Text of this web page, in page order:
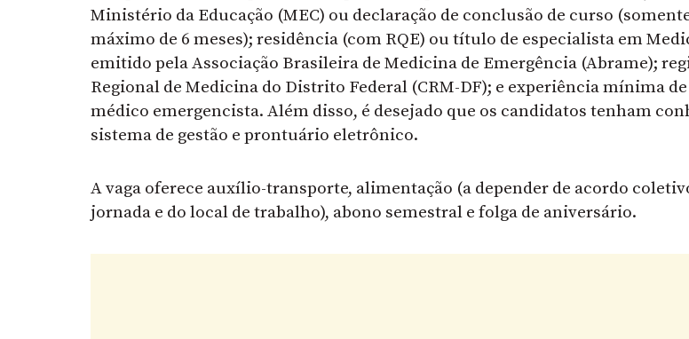
Ministério da Educação (MEC) ou declaração de conclusão de curso
máximo de 6 meses); residência (com RQE) ou título de especialista em
emitido pela Associação Brasileira de Medicina de Emergência (Abrame);
Regional de Medicina do Distrito Federal (CRM-DF); e experiência mínima
médico emergencista. Além disso, é desejado que os candidatos tenham
sistema de gestão e prontuário eletrônico.
A vaga oferece auxílio-transporte, alimentação (a depender de acordo
jornada e do local de trabalho), abono semestral e ⁠folga de aniversário.